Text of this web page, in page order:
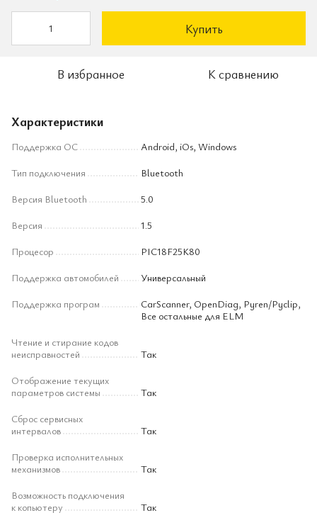
Купить
В избранное К сравнению
Характеристики
Поддержка ОС
Android, iOs, Windows
Тип подключения
Bluetooth
Версия Bluetooth
5.0
Версия
1.5
Процесор
PIC18F25K80
Поддержка автомобилей
Универсальный
Поддержка програм
CarScanner, OpenDiag, Pyren/Pyclip,
Все остальные для ELM
Чтение и стирание кодов
неисправностей
Так
Отображение текущих
параметров системы
Так
Сброс сервисных
интервалов
Так
Проверка исполнительных
механизмов
Так
Возможность подключения
к копьютеру
Так